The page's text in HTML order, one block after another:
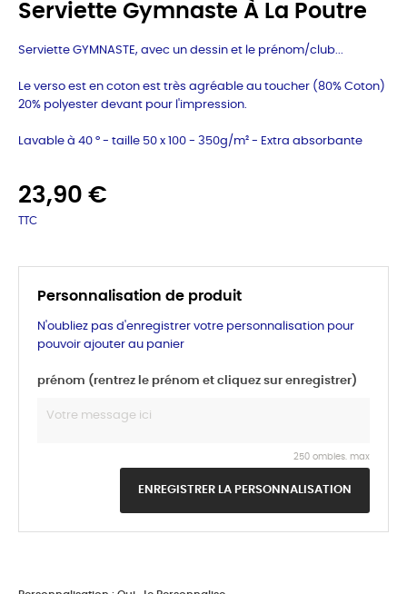
Serviette Gymnaste À La Poutre
Serviette GYMNASTE, avec un dessin et le prénom/club...
Le verso est en coton est très agréable au toucher (80% Coton)
20% polyester devant pour l'impression.
Lavable à 40 ° - taille 50 x 100 - 350g/m² - Extra absorbante
23,90 €
TTC
Personnalisation de produit
N'oubliez pas d'enregistrer votre personnalisation pour
pouvoir ajouter au panier
prénom (rentrez le prénom et cliquez sur enregistrer)
250 ombles. max
ENREGISTRER LA PERSONNALISATION